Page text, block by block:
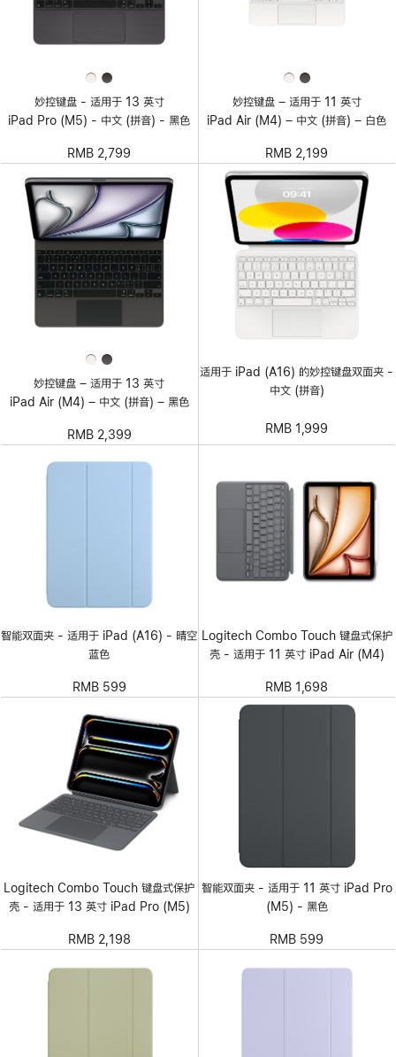
妙控键盘 - 适用于 13 英寸
iPad Pro (M5) - 中文 (拼音) - 黑色
RMB 2,799
妙控键盘 – 适用于 11 英寸
iPad Air (M4) – 中文 (拼音) – 白色
RMB 2,199
妙控键盘 – 适用于 13 英寸
iPad Air (M4) – 中文 (拼音) – 黑色
RMB 2,399
适用于 iPad (A16) 的妙控键盘双面夹 -
中文 (拼音)
RMB 1,999
智能双面夹 - 适用于 iPad (A16) - 晴空
蓝色
RMB 599
Logitech Combo Touch 键盘式保护
壳 - 适用于 11 英寸 iPad Air (M4)
RMB 1,698
Logitech Combo Touch 键盘式保护
壳 - 适用于 13 英寸 iPad Pro (M5)
RMB 2,198
智能双面夹 - 适用于 11 英寸 iPad Pro
(M5) - 黑色
RMB 599